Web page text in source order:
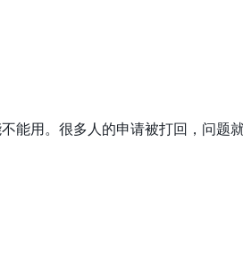
能用。很多人的申请被打回，问题就